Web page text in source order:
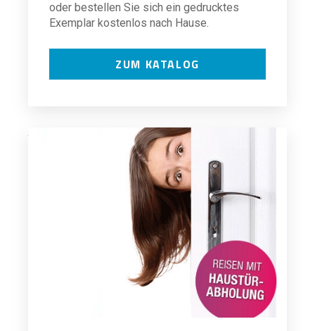
oder bestellen Sie sich ein gedrucktes
Exemplar kostenlos nach Hause.
ZUM KATALOG